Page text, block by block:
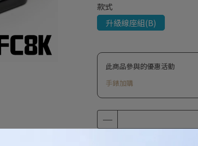
款式
升級線座組(B)
此商品參與的優惠活動
手錶加購